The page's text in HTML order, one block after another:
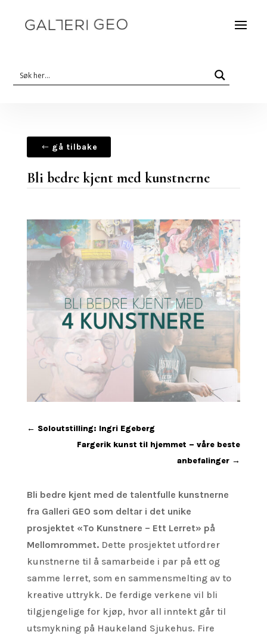
gå tilbake
Bli bedre kjent med kunstnerne
← Soloutstilling: Ingri Egeberg
Fargerik kunst til hjemmet – våre beste
anbefalinger →
Bli bedre kjent med de talentfulle kunstnerne
fra Galleri GEO som deltar i det unike
prosjektet «To Kunstnere – Ett Lerret» på
Mellomrommet. Dette prosjektet utfordrer
kunstnerne til å samarbeide i par på ett og
samme lerret, som en sammensmelting av to
kreative uttrykk. De ferdige verkene vil bli
tilgjengelige for kjøp, hvor all inntekt går til
utsmykning på Haukeland Sjukehus. Fire